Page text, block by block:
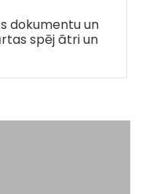
dokumentu un
spēj ātri un